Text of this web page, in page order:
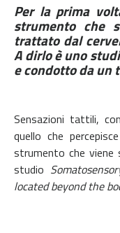
Per la prima
strumento che
trattato dal
A dirlo è uno
e condotto da un
Sensazioni tattili,
quello che
strumento che viene
studio
located beyond the